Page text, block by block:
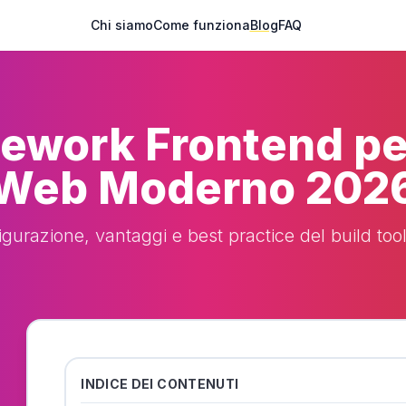
Chi siamoCome funzionaBlogFAQ
Frontend
Moderno
vantaggi e best practice del build
INDICE DEI CONTENUTI